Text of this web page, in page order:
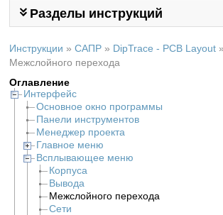
Разделы инструкций
Инструкции » САПР » DipTrace - PCB Layout »
Межслойного перехода
Оглавление
Интерфейс
Основное окно программы
Панели инструментов
Менеджер проекта
Главное меню
Всплывающее меню
Корпуса
Вывода
Межслойного перехода
Сети